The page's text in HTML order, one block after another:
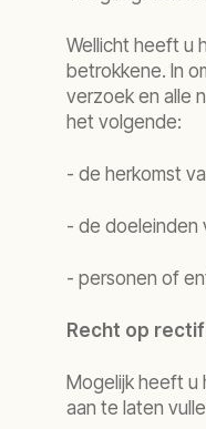
Wellicht heeft u
betrokkene. In
verzoek en alle
het volgende:
- de herkomst
- de doeleinden
- personen of
Recht op
Mogelijk heeft
aan te laten